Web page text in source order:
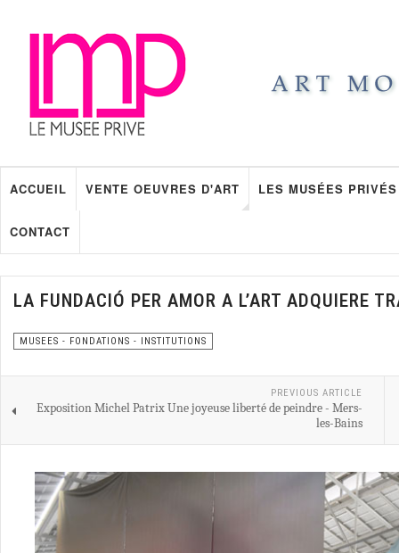
ACCUEIL VENTE OEUVRES D'ART LES MUSÉES PRIVÉS
CONTACT
LA FUNDACIÓ PER AMOR A L’ART ADQUIERE
MUSEES - FONDATIONS - INSTITUTIONS
PREVIOUS ARTICLE
Exposition Michel Patrix Une joyeuse liberté de peindre - Mers-
les-Bains